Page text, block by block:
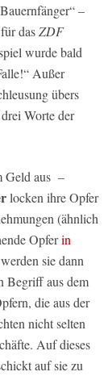
–
dasZDF
wurde bald
Außer
übers
Worte der
Geld aus –
locken ihre Opfer
(ähnlich
Opferin
sie dann
Begriff aus dem
die aus der
nicht selten
Auf dieses
auf sie zu